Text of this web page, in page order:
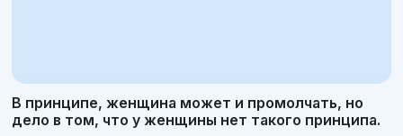
В принципе, женщина может и промолчать, но
дело в том, что у женщины нет такого принципа.